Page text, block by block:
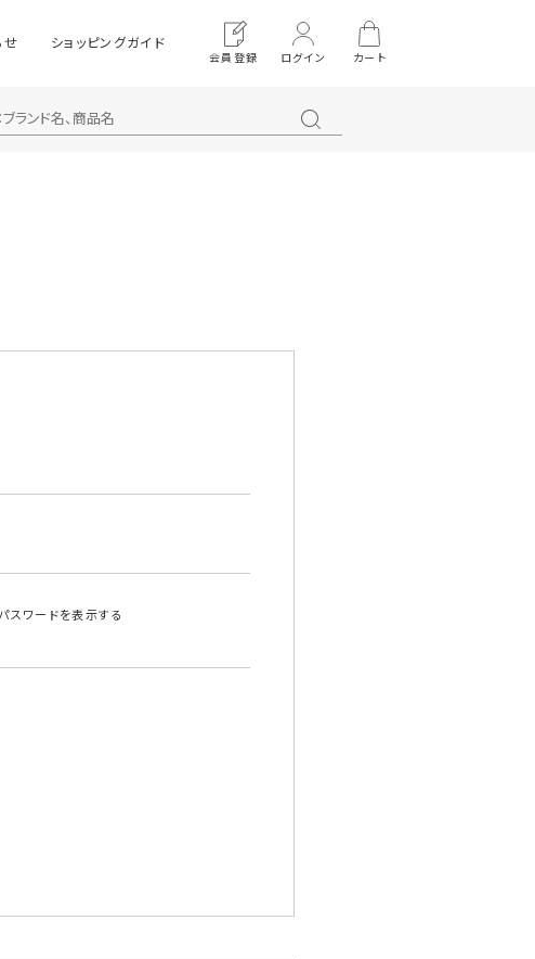
せ ショッピングガイド
会員登録 ログイン カート
パスワードを表示する